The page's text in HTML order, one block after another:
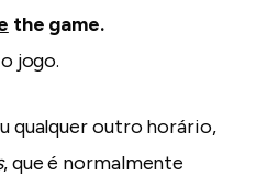
the game.
jogo.
qualquer outro horário,
, que é normalmente